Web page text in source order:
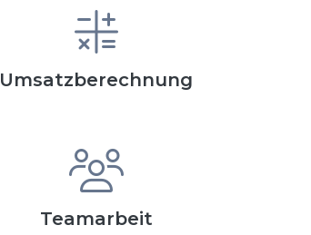
Umsatzberechnung
Teamarbeit